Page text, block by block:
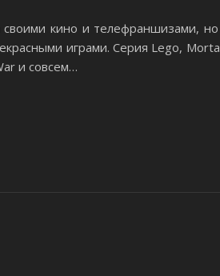
кино и телефраншизами,
играми. Серия Lego,
и совсем…